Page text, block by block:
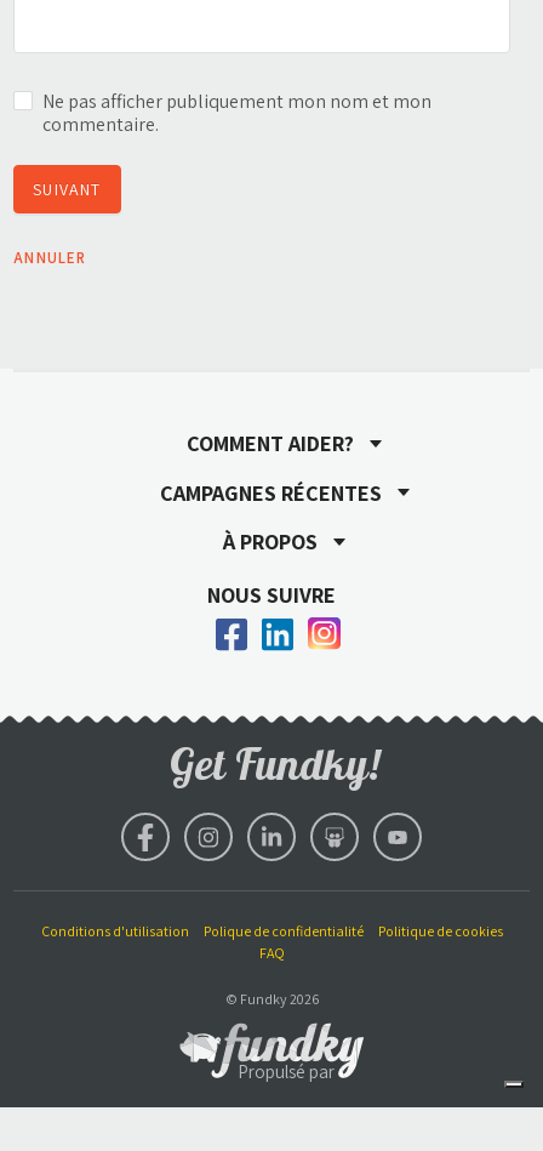
Ne pas afficher publiquement mon nom et mon
commentaire.
SUIVANT
ANNULER
COMMENT AIDER?
CAMPAGNES RÉCENTES
À PROPOS
NOUS SUIVRE
Get Fundky!
Conditions d'utilisation Polique de confidentialité
Politique de cookies
FAQ
© Fundky 2026
Propulsé par